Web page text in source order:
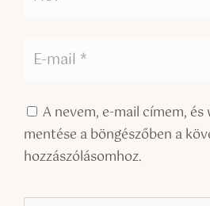
A nevem, e-mail címem,
mentése a böngészőben a
hozzászólásomhoz.